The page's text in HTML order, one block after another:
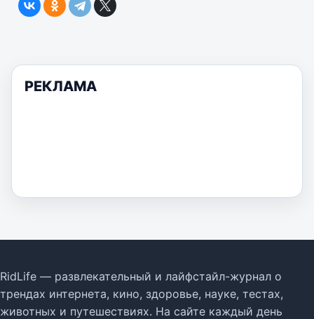
РЕКЛАМА
RidLife — развлекательный и лайфстайл-журнал о
трендах интернета, кино, здоровье, науке, тестах,
животных и путешествиях. На сайте каждый день